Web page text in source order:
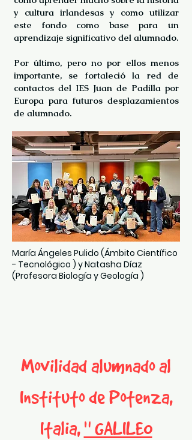
y cultura irlandesas y como utilizar
este fondo como base para un
aprendizaje significativo del alumnado.
Por último, pero no por ellos menos
importante, se fortaleció la red de
contactos del IES Juan de Padilla por
Europa para futuros desplazamientos
de alumnado.
María Ángeles Pulido (Ámbito Científico
- Tecnológico ) y Natasha Díaz
(Profesora Biología y Geología )
Movilidad alumnado al
Instituto de Potenza,
Italia," GALILEO